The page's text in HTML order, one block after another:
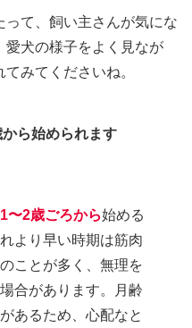
て、飼い主さんが気にな
愛犬の様子をよく見なが
みてくださいね。
ら始められます
1〜2歳ごろから始める
より早い時期は筋肉
ことが多く、無理を
合があります。月齢
あるため、心配なと